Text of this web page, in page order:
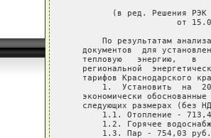
(в ред. Решения
от
По результатам
документов  для
тепловую   энергию,   в
региональной
тарифов Краснодарского
1.  Установить  на
экономически
следующих размерах (без
1.1. Отопление -
1.2. Горячее
1.3. Пар - 754,03